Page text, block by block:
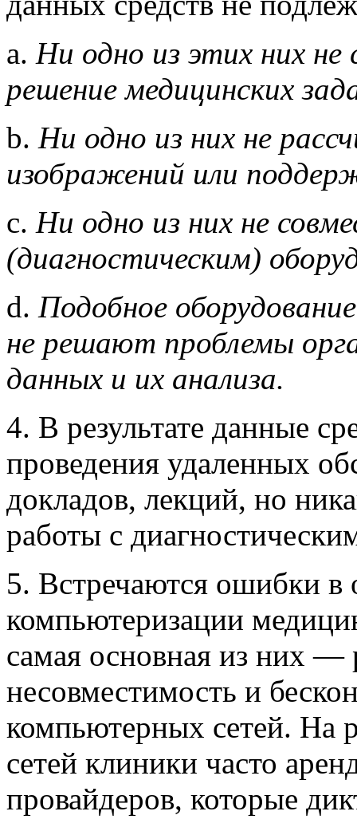
a. Ни одно из этих них не
решение медицинских
b. Ни одно из них не
изображений или
c. Ни одно из них не
(диагностическим)
d. Подобное
не решают проблемы
данных и их анализа.
4. В результате данные
проведения удаленных
докладов, лекций, но
работы с
5. Встречаются ошибки в
компьютеризации
самая основная из них —
несовместимость и
компьютерных сетей. На
сетей клиники часто
провайдеров, которые